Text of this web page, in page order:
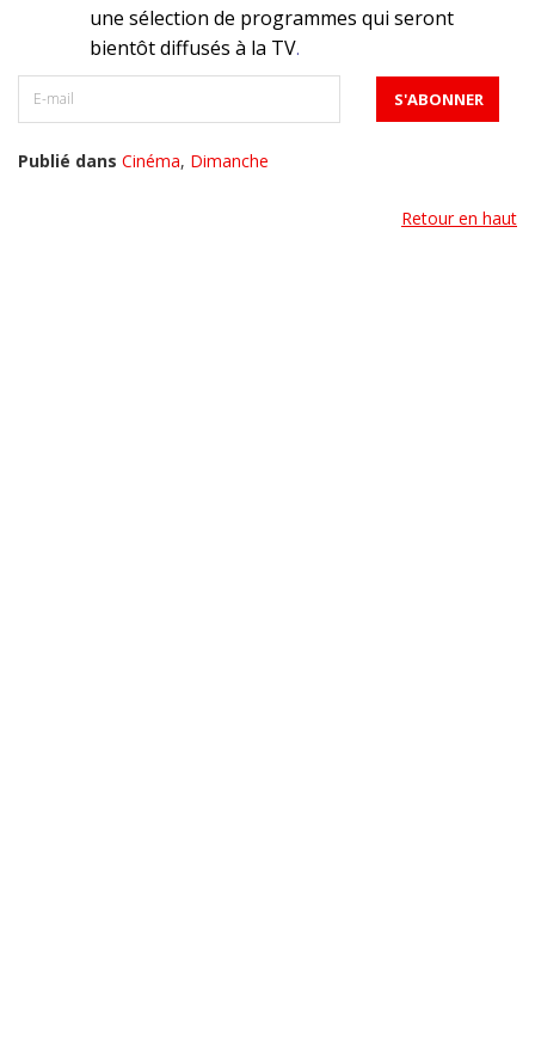
une sélection de programmes qui seront
bientôt diffusés à la TV.
Publié dans Cinéma, Dimanche
Retour en haut